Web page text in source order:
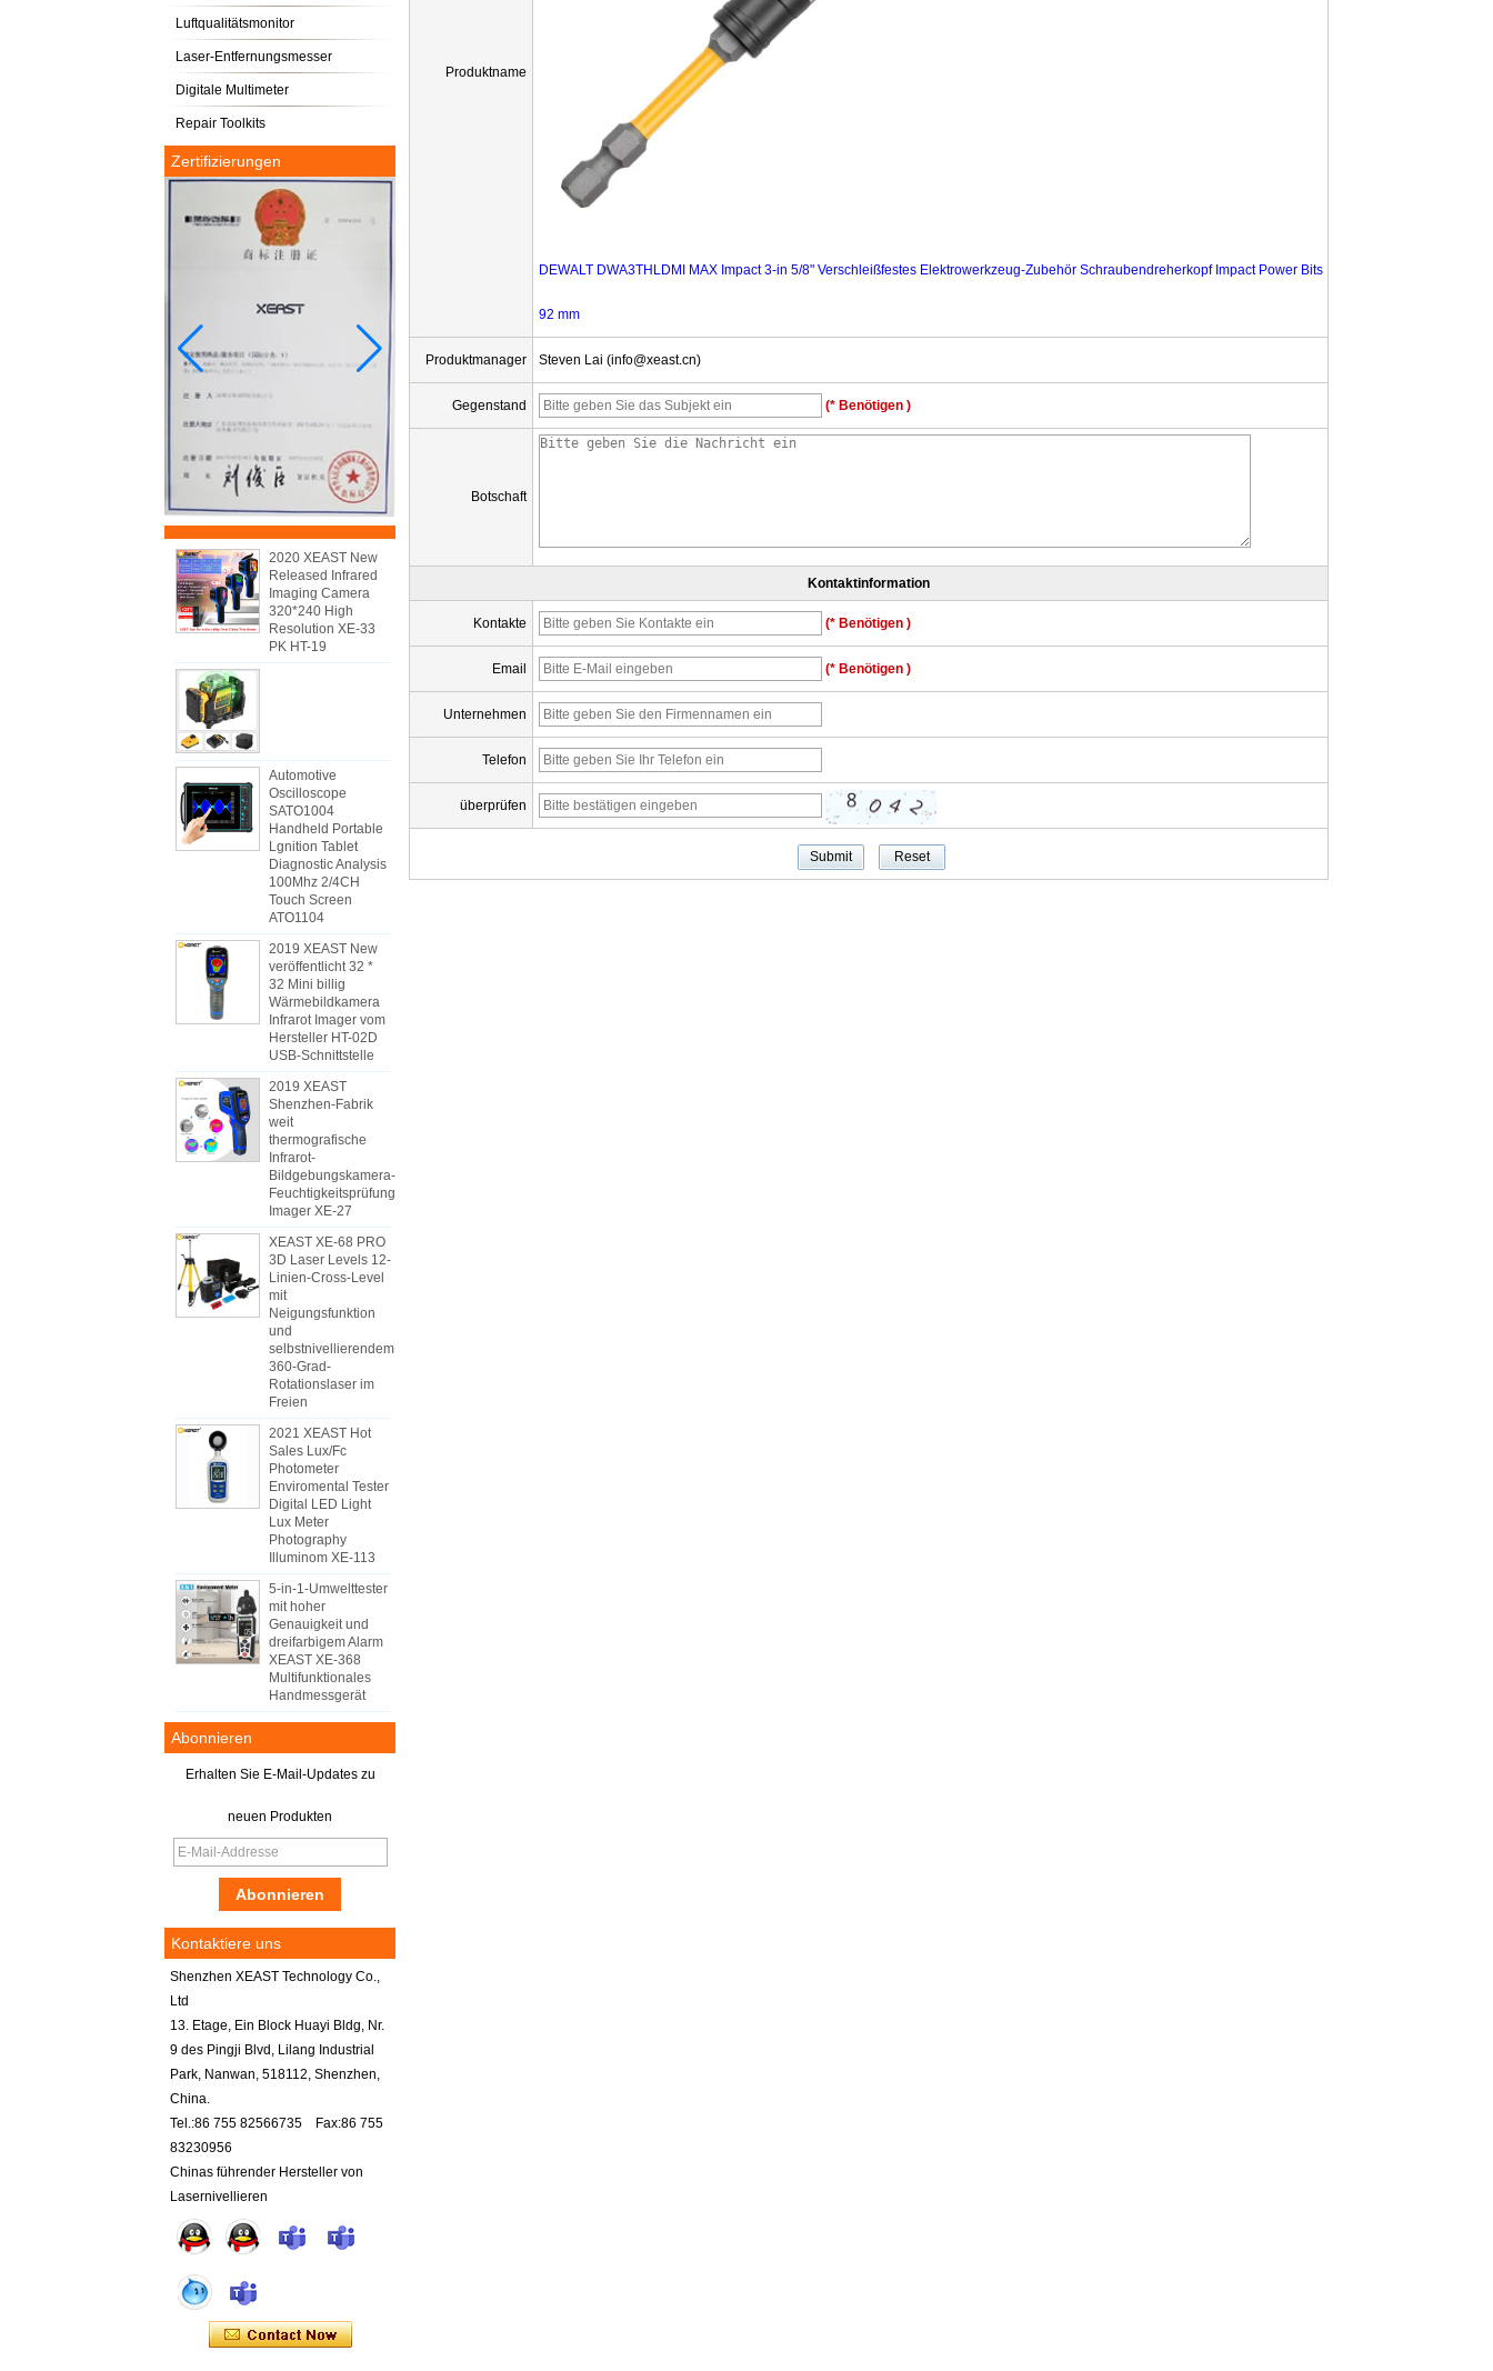
Luftqualitätsmonitor
Laser-Entfernungsmesser
Digitale Multimeter
Repair Toolkits
Zertifizierungen
2020 XEAST New
Released Infrared
Imaging Camera
320*240 High
Resolution XE-33
PK HT-19
Automotive
Oscilloscope
SATO1004
Handheld Portable
Lgnition Tablet
Diagnostic Analysis
100Mhz 2/4CH
Touch Screen
ATO1104
2019 XEAST New
veröffentlicht 32 *
32 Mini billig
Wärmebildkamera
Infrarot Imager vom
Hersteller HT-02D
USB-Schnittstelle
2019 XEAST
Shenzhen-Fabrik
weit
thermografische
Infrarot-
Bildgebungskamera-
Feuchtigkeitsprüfung
Imager XE-27
XEAST XE-68 PRO
3D Laser Levels 12-
Linien-Cross-Level
mit
Neigungsfunktion
und
selbstnivellierendem
360-Grad-
Rotationslaser im
Freien
2021 XEAST Hot
Sales Lux/Fc
Photometer
Enviromental Tester
Digital LED Light
Lux Meter
Photography
Illuminom XE-113
5-in-1-Umwelttester
mit hoher
Genauigkeit und
dreifarbigem Alarm
XEAST XE-368
Multifunktionales
Handmessgerät
Abonnieren
Erhalten Sie E-Mail-Updates zu
neuen Produkten
Kontaktiere uns
Shenzhen XEAST Technology Co.,
Ltd
13. Etage, Ein Block Huayi Bldg, Nr.
9 des Pingji Blvd, Lilang Industrial
Park, Nanwan, 518112, Shenzhen,
China.
Tel.:86 755 82566735 Fax:86 755
83230956
Chinas führender Hersteller von
Lasernivellieren
Produktname
DEWALT DWA3THLDMI MAX Impact 3-in 5/8" Verschleißfestes Elektrowerkzeug-Zubehör Schraubendreherkopf Impact Power Bits
92 mm
Produktmanager Steven Lai (info@xeast.cn)
Gegenstand (* Benötigen )
Botschaft
Kontaktinformation
Kontakte (* Benötigen )
Email (* Benötigen )
Unternehmen
Telefon
überprüfen